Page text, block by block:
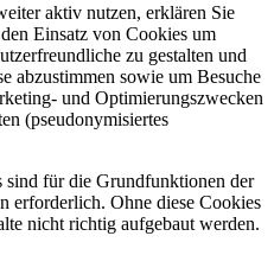
aktiv nutzen, erklären Sie
Einsatz von Cookies um
zu gestalten und
abzustimmen sowie um Besuche
und Optimierungszwecken
(pseudonymisiertes
für die Grundfunktionen der
erforderlich. Ohne diese Cookies
nicht richtig aufgebaut werden.